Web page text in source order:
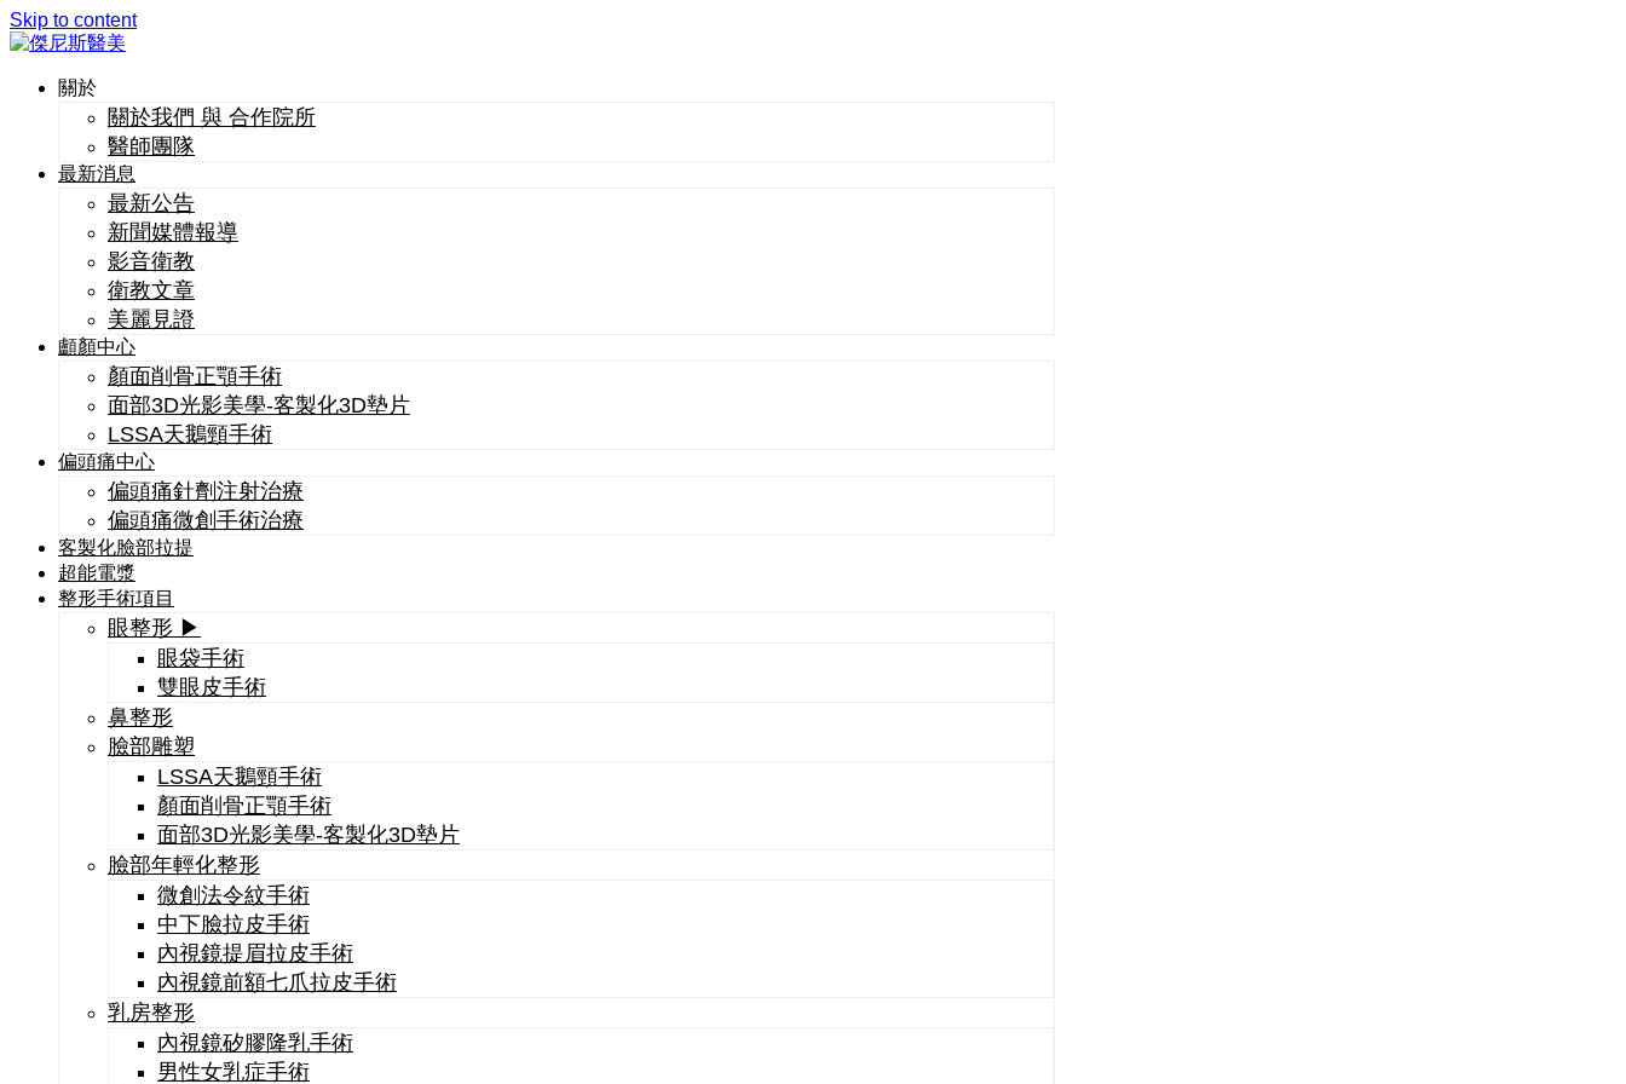
Skip to content
關於
關於我們 與 合作院所
醫師團隊
最新消息
最新公告
新聞媒體報導
影音衛教
衛教文章
美麗見證
顱顏中心
顏面削骨正顎手術
面部3D光影美學-客製化3D墊片
LSSA天鵝頸手術
偏頭痛中心
偏頭痛針劑注射治療
偏頭痛微創手術治療
客製化臉部拉提
超能電漿
整形手術項目
眼整形 ▶
眼袋手術
雙眼皮手術
鼻整形
臉部雕塑
LSSA天鵝頸手術
顏面削骨正顎手術
面部3D光影美學-客製化3D墊片
臉部年輕化整形
微創法令紋手術
中下臉拉皮手術
內視鏡提眉拉皮手術
內視鏡前額七爪拉皮手術
乳房整形
內視鏡矽膠隆乳手術
男性女乳症手術